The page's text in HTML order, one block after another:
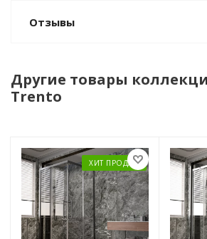
Отзывы
Другие товары
Trento
ХИТ ПРОДАЖ